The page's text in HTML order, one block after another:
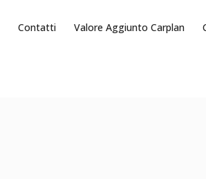
Contatti Valore Aggiunto Carplan